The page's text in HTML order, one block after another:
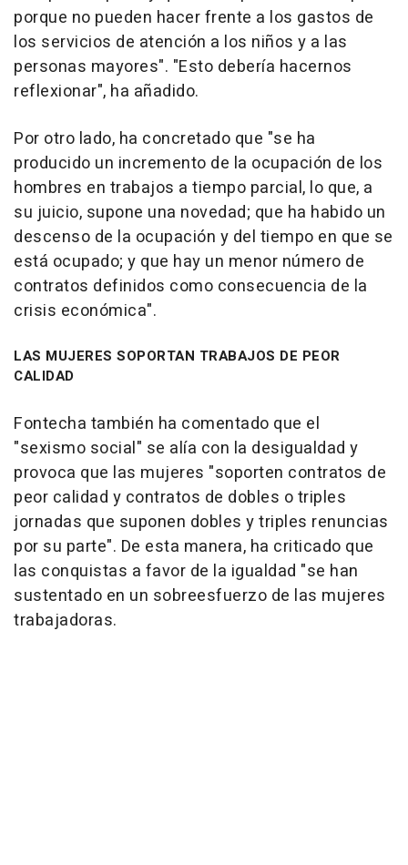
porque no pueden hacer frente a los gastos de
los servicios de atención a los niños y a las
personas mayores". "Esto debería hacernos
reflexionar", ha añadido.
Por otro lado, ha concretado que "se ha
producido un incremento de la ocupación de los
hombres en trabajos a tiempo parcial, lo que, a
su juicio, supone una novedad; que ha habido un
descenso de la ocupación y del tiempo en que se
está ocupado; y que hay un menor número de
contratos definidos como consecuencia de la
crisis económica".
LAS MUJERES SOPORTAN TRABAJOS DE PEOR
CALIDAD
Fontecha también ha comentado que el
"sexismo social" se alía con la desigualdad y
provoca que las mujeres "soporten contratos de
peor calidad y contratos de dobles o triples
jornadas que suponen dobles y triples renuncias
por su parte". De esta manera, ha criticado que
las conquistas a favor de la igualdad "se han
sustentado en un sobreesfuerzo de las mujeres
trabajadoras.